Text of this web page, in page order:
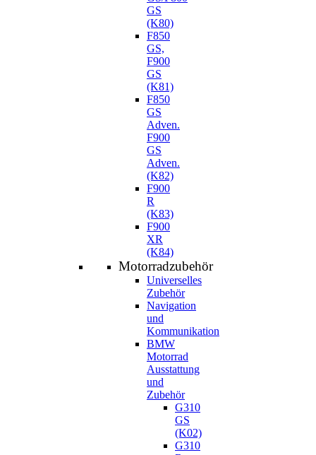
GS
(K80)
F850
GS,
F900
GS
(K81)
F850
GS
Adven.
F900
GS
Adven.
(K82)
F900
R
(K83)
F900
XR
(K84)
Motorradzubehör
Universelles
Zubehör
Navigation
und
Kommunikation
BMW
Motorrad
Ausstattung
und
Zubehör
G310
GS
(K02)
G310